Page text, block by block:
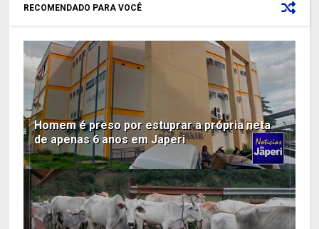
RECOMENDADO PARA VOCÊ
Homem é preso por estuprar a própria neta
de apenas 6 anos em Japeri